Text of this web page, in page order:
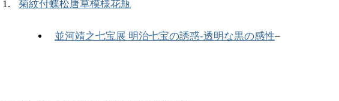
菊紋付蝶松唐草模様花瓶
並河靖之七宝展 明治七宝の誘惑-透明な黒の感性–